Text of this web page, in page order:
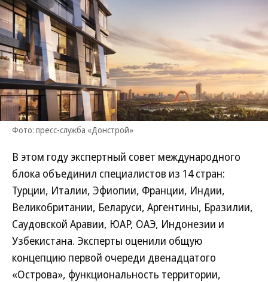
Фото: пресс-служба «Донстрой»
В этом году экспертный совет международного
блока объединил специалистов из 14 стран:
Турции, Италии, Эфиопии, Франции, Индии,
Великобритании, Беларуси, Аргентины, Бразилии,
Саудовской Аравии, ЮАР, ОАЭ, Индонезии и
Узбекистана. Эксперты оценили общую
концепцию первой очереди двенадцатого
«Острова», функциональность территории,